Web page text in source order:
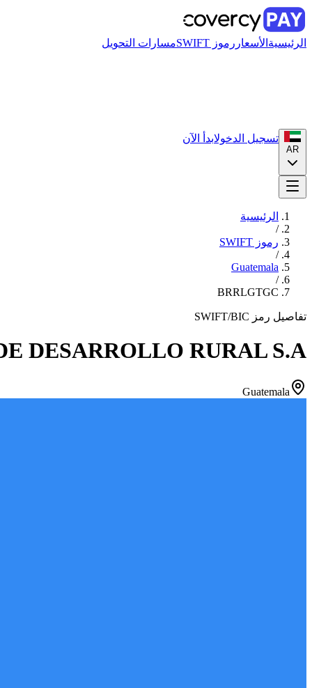
الرئيسية الأسعار رموز SWIFT مسارات التحويل
AR
تسجيل الدخولابدأ الآن
الرئيسية
/
رموز SWIFT
/
Guatemala
/
BRRLGTGC
تفاصيل رمز SWIFT/BIC
DESARROLLO RURAL S.A.
Guatemala